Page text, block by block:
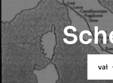
vai